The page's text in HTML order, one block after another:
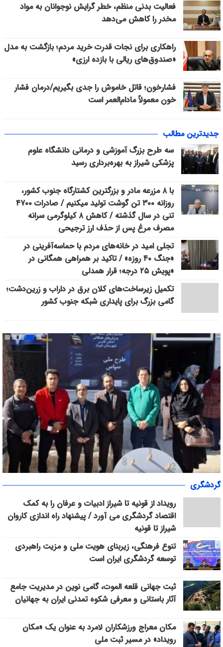
فعالیت بدنی منظم، خطر گرایش نوجوانان به مواد
مخدر را کاهش می‌دهد
راهکاری برای نجات قدرت خرید مردم؛ بازگشت به مدل
«صندوق‌های ریالی با بازده ارزی»
فشارخون؛ قاتل خاموش را جدی بگیریم/درمان فشار
خون معمولاً مادام‌العمر است
جدیدترین مطالب
سه طرح بزرگ آموزشی و درمانی دانشگاه علوم
پزشکی شیراز به بهره‌برداری رسید
با ۸ مزرعه مادر و بزرگترین کشتارگاه جنوب کشور،
روزانه ۳۰۰ تن گوشت تولید میکنیم / صادرات ۴۷۰۰
تنی در سال گذشته / کاهش ۸ کیلوگرمی سرانه
مصرف مرغ پس از حذف ارز ترجیحی
تجلی امید در خانه‌های مردم با حماسه‌آفرینی در
«جنگ ۴۰ روزه» / تاکید بر همراهی همگانی در
«پویش ۲۵ درجه؛ قرار همدلی
تکمیل زیرساخت‌های کلان برق در داراب و زرین‌دشت؛
گامی بزرگ برای پایداری شبکه جنوب کشور
«سپاس» در میانرود شیراز طنین‌انداز شد/ هم‌افزایی ورزش، فرهنگ و
خدمات اجتماعی با حضور ۳۰۰ شهروند
گردشگری
رویداد از قونیه تا شیراز ادبیات و عرفان را به کمک
اقتصاد گردشگری می آورد / پیشنهاد راه اندازی کاروان
شیراز تا قونیه
تنوع فرهنگی، زیربنای هویت ملی و مزیت راهبردی
توسعه گردشگری ایران است
ثبت جهانی قلعه الموت، گامی نوین در مدیریت جامع
آثار باستانی و معرفی شکوه تمدنی ایران به جهانیان
مکان معراج ورزشکاران لامرد به عنوان یک «مکان
رویداد» در مسیر ثبت ملی